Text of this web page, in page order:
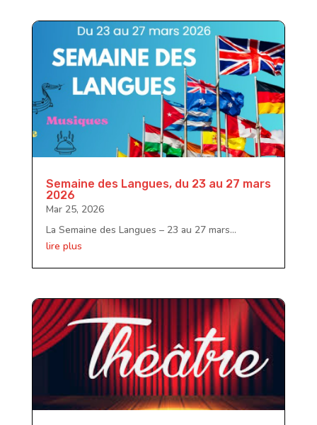
Semaine des Langues, du 23 au 27 mars
2026
Mar 25, 2026
La Semaine des Langues – 23 au 27 mars...
lire plus